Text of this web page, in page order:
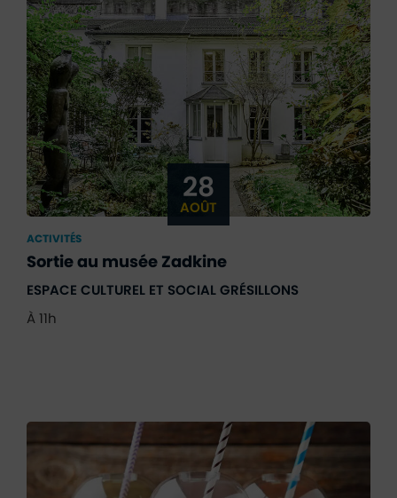
28
AOÛT
ACTIVITÉS
Sortie au musée Zadkine
ESPACE CULTUREL ET SOCIAL GRÉSILLONS
À 11h